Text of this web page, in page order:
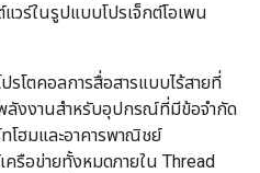
ร์ในรูปแบบโปรเจ็กต์โอเพน
รโตคอลการสื่อสารแบบไร้สายที่
ลังงานสำหรับอุปกรณ์ที่มีข้อจำกัด
โฮมและอาคารพาณิชย์
ครือข่ายทั้งหมดภายใน Thread